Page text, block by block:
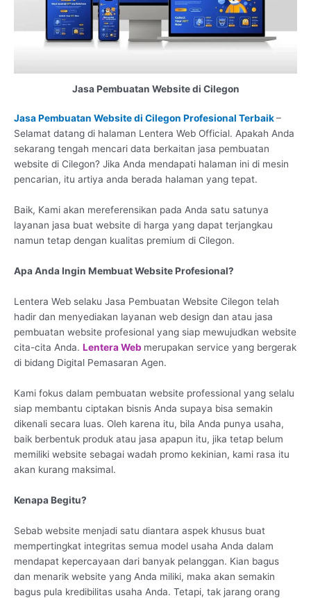
Jasa Pembuatan Website di Cilegon
Jasa Pembuatan Website di Cilegon Profesional Terbaik–
Selamat datang di halaman Lentera Web Official. Apakah Anda
sekarang tengah mencari data berkaitan jasa pembuatan
website di Cilegon? Jika Anda mendapati halaman ini di mesin
pencarian, itu artiya anda berada halaman yang tepat.
Baik, Kami akan mereferensikan pada Anda satu satunya
layanan jasa buat website di harga yang dapat terjangkau
namun tetap dengan kualitas premium di Cilegon.
Apa Anda Ingin Membuat Website Profesional?
Lentera Web selaku Jasa Pembuatan Website Cilegon telah
hadir dan menyediakan layanan web design dan atau jasa
pembuatan website profesional yang siap mewujudkan website
cita-cita Anda. Lentera Web merupakan service yang bergerak
di bidang Digital Pemasaran Agen.
Kami fokus dalam pembuatan website professional yang selalu
siap membantu ciptakan bisnis Anda supaya bisa semakin
dikenali secara luas. Oleh karena itu, bila Anda punya usaha,
baik berbentuk produk atau jasa apapun itu, jika tetap belum
memiliki website sebagai wadah promo kekinian, kami rasa itu
akan kurang maksimal.
Kenapa Begitu?
Sebab website menjadi satu diantara aspek khusus buat
mempertingkat integritas semua model usaha Anda dalam
mendapat kepercayaan dari banyak pelanggan. Kian bagus
dan menarik website yang Anda miliki, maka akan semakin
bagus pula kredibilitas usaha Anda. Tetapi, tak jarang orang